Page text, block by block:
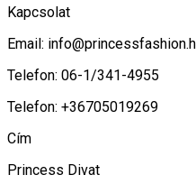
Kapcsolat
Email:
Telefon: 06-1/341-4955
Telefon: +36705019269
Cím
Princess Divat